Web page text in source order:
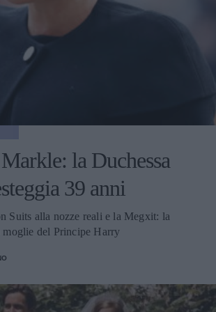
la Duchessa
39 anni
Suits alla nozze reali e la Megxit: la
moglie del Principe Harry